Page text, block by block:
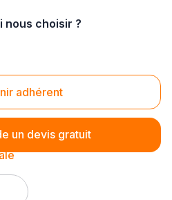
nous choisir ?
adhérent
un devis gratuit